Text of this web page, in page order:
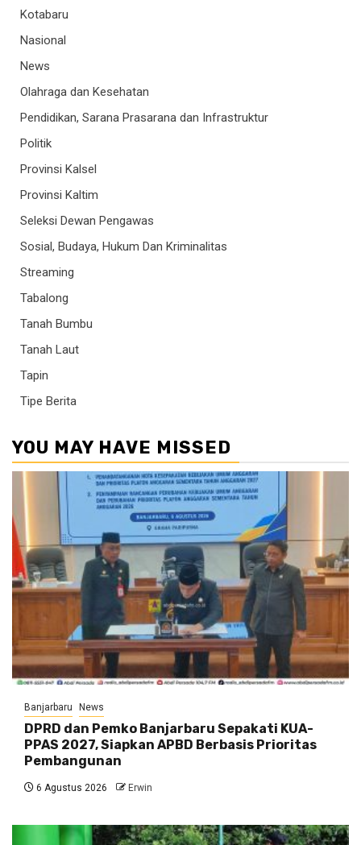
Kotabaru
Nasional
News
Olahraga dan Kesehatan
Pendidikan, Sarana Prasarana dan Infrastruktur
Politik
Provinsi Kalsel
Provinsi Kaltim
Seleksi Dewan Pengawas
Sosial, Budaya, Hukum Dan Kriminalitas
Streaming
Tabalong
Tanah Bumbu
Tanah Laut
Tapin
Tipe Berita
YOU MAY HAVE MISSED
Banjarbaru News
DPRD dan Pemko Banjarbaru Sepakati KUA-
PPAS 2027, Siapkan APBD Berbasis Prioritas
Pembangunan
6 Agustus 2026 Erwin